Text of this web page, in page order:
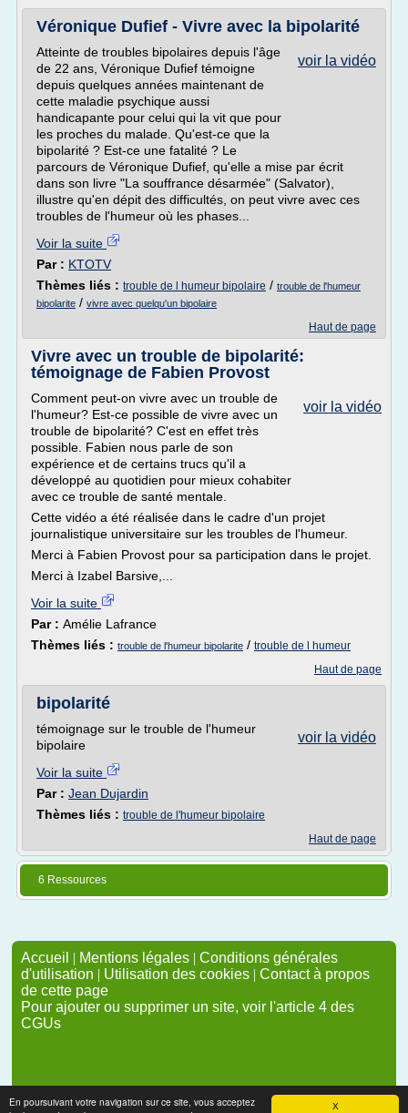
X
En poursuivant votre navigation sur ce site, vous acceptez
Véronique Dufief - Vivre avec la bipolarité
voir la vidéo
Atteinte de troubles bipolaires depuis l'âge
de 22 ans, Véronique Dufief témoigne
depuis quelques années maintenant de
cette maladie psychique aussi
handicapante pour celui qui la vit que pour
les proches du malade. Qu'est-ce que la
bipolarité ? Est-ce une fatalité ? Le
parcours de Véronique Dufief, qu'elle a mise par écrit
dans son livre "La souffrance désarmée" (Salvator),
illustre qu'en dépit des difficultés, on peut vivre avec ces
troubles de l'humeur où les phases...
Voir la suite
Par : KTOTV
Thèmes liés : trouble de l humeur bipolaire / trouble de l'humeur
bipolarite / vivre avec quelqu'un bipolaire
Haut de page
Vivre avec un trouble de bipolarité:
témoignage de Fabien Provost
voir la vidéo
Comment peut-on vivre avec un trouble de
l'humeur? Est-ce possible de vivre avec un
trouble de bipolarité? C'est en effet très
possible. Fabien nous parle de son
expérience et de certains trucs qu'il a
développé au quotidien pour mieux cohabiter
avec ce trouble de santé mentale.
Cette vidéo a été réalisée dans le cadre d'un projet
journalistique universitaire sur les troubles de l'humeur.
Merci à Fabien Provost pour sa participation dans le projet.
Merci à Izabel Barsive,...
Voir la suite
Par : Amélie Lafrance
Thèmes liés : trouble de l'humeur bipolarite / trouble de l humeur
Haut de page
bipolarité
voir la vidéo
témoignage sur le trouble de l'humeur
bipolaire
Voir la suite
Par : Jean Dujardin
Thèmes liés : trouble de l'humeur bipolaire
Haut de page
6 Ressources
Accueil | Mentions légales | Conditions générales
d'utilisation | Utilisation des cookies | Contact à propos
de cette page
Pour ajouter ou supprimer un site, voir l'article 4 des
CGUs